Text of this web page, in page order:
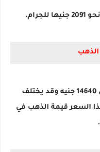
الذهب
ووصل سعر الجنيه الذهب إلى 14640 جنيه وقد يختلف
السعر قيمة الذهب في